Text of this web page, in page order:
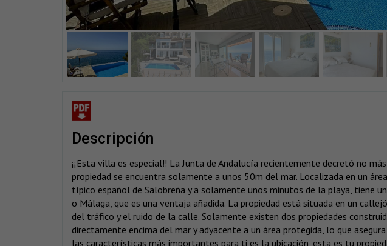
descripción
¡¡Esta villa es especial!! La Junta de Andalucía recientemente decretó no
propiedad se encuentra solamente a unos 50m del mar. Localizada en un
típico español de Salobreña y a solamente unos minutos de la playa, tiene
o Málaga, que es una ventaja añadida. La propiedad está situada en un
del tráfico y el ruido de la calle. Solamente existen dos propiedades
directamente encima del mar y adyacente a un área protegida, lo que
las características más importantes para ti es la ubicación, esta es tu